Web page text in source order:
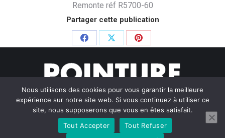
Remonte réf R5700-60
Partager cette publication
Partager
Facebook
PartagerPartager
Pinterest
© Pointure Chausseurs - 2020. Dream-Theme — truly
Nous utilisons des cookies pour vous garantir la meilleure
expérience sur notre site web. Si vous continuez à utiliser ce
site, nous supposerons que vous en êtes satisfait.
Tout Accepter
Tout Refuser